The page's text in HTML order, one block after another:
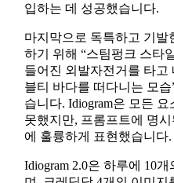
입하는 데 성공했습니다.
마지막으로 독특하고 기
하기 위해 “스팀펑크 스타
들어진 외발자전거를 타고
블티 바다를 떠다니는 모
습니다. Idiogram은 모든
못했지만, 프롬프트에 명
에 훌륭하게 표현했습니다.
Idiogram 2.0은 하루에 10